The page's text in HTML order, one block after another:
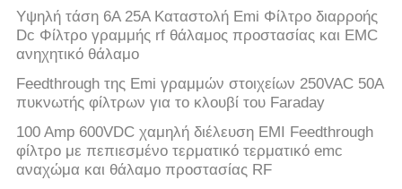
Υψηλή τάση 6A 25A Καταστολή Emi Φίλτρο διαρροής
Dc Φίλτρο γραμμής rf θάλαμος προστασίας και EMC
ανηχητικό θάλαμο
Feedthrough της Emi γραμμών στοιχείων 250VAC 50A
πυκνωτής φίλτρων για το κλουβί του Faraday
100 Amp 600VDC χαμηλή διέλευση EMI Feedthrough
φίλτρο με πεπιεσμένο τερματικό τερματικό emc
αναχώμα και θάλαμο προστασίας RF